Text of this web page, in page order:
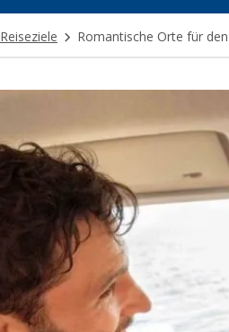
Reiseziele Romantische Orte für